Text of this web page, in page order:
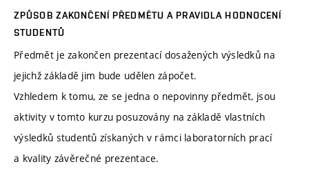
ZPŮSOB ZAKONČENÍ PŘEDMĚTU A PRAVIDLA HODNOCENÍ
STUDENTŮ
Předmět je zakončen prezentací dosažených výsledků na
jejichž základě jim bude udělen zápočet.
Vzhledem k tomu, ze se jedna o nepovinny předmět, jsou
aktivity v tomto kurzu posuzovány na základě vlastních
výsledků studentů získaných v rámci laboratorních prací
a kvality závěrečné prezentace.